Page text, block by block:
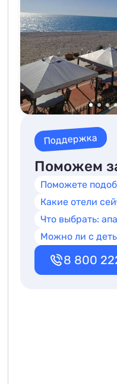
Поддержка
Поможем
Поможете
Какие отели
Что выбрать:
Можно ли с
8 800